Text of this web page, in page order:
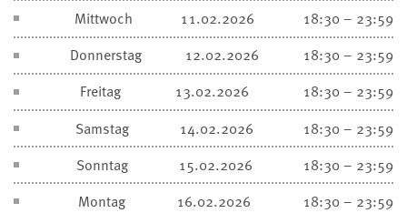
Mittwoch 11.02.2026
18:30 – 23:59
Donnerstag
12.02.2026
18:30 – 23:59
Freitag
13.02.2026
18:30 – 23:59
Samstag
14.02.2026
18:30 – 23:59
Sonntag
15.02.2026
18:30 – 23:59
Montag
16.02.2026
18:30 – 23:59